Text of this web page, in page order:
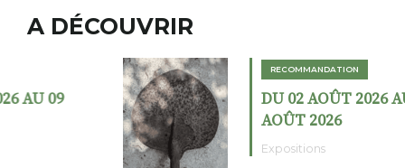
A DÉCOUVRIR
RECOMMANDATION
DU 02 AOÛT 2026 AU 23
AOÛT 2026
Expositions